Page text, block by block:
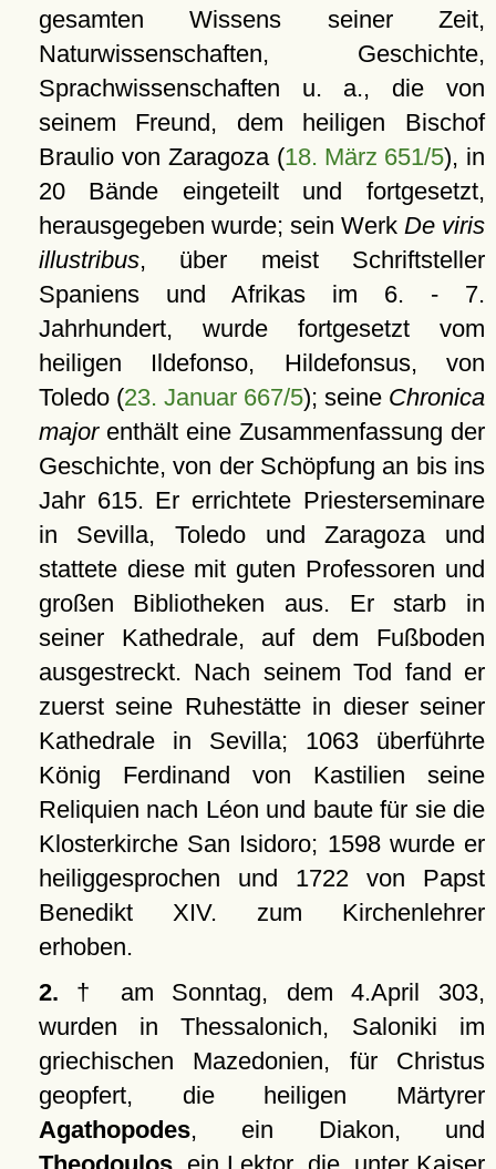
gesamten Wissens seiner Zeit,
Naturwissenschaften, Geschichte,
Sprachwissenschaften u. a., die von
seinem Freund, dem heiligen Bischof
Braulio von Zaragoza (18. März 651/5), in
20 Bände eingeteilt und fortgesetzt,
herausgegeben wurde; sein Werk De viris
illustribus, über meist Schriftsteller
Spaniens und Afrikas im 6. - 7.
Jahrhundert, wurde fortgesetzt vom
heiligen Ildefonso, Hildefonsus, von
Toledo (23. Januar 667/5); seine Chronica
majorenthält eine Zusammenfassung der
Geschichte, von der Schöpfung an bis ins
Jahr 615. Er errichtete Priesterseminare
in Sevilla, Toledo und Zaragoza und
stattete diese mit guten Professoren und
großen Bibliotheken aus. Er starb in
seiner Kathedrale, auf dem Fußboden
ausgestreckt. Nach seinem Tod fand er
zuerst seine Ruhestätte in dieser seiner
Kathedrale in Sevilla; 1063 überführte
König Ferdinand von Kastilien seine
Reliquien nach Léon und baute für sie die
Klosterkirche San Isidoro; 1598 wurde er
heiliggesprochen und 1722 von Papst
Benedikt XIV. zum Kirchenlehrer
erhoben.
2. † am Sonntag, dem 4.April 303,
wurden in Thessalonich, Saloniki im
griechischen Mazedonien, für Christus
geopfert, die heiligen Märtyrer
Agathopodes, ein Diakon, und